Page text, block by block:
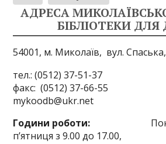
АДРЕСА
БІБЛІОТЕКИ ДЛЯ
54001, м. Миколаїв, вул.
тел.: (0512) 37-51-37
факс: (0512) 37-66-
mykoodb@ukr.net
Години роботи:
п’ятниця з 9.00 до 17.00,